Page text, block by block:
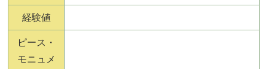
経験値
ピース・
モニュメ